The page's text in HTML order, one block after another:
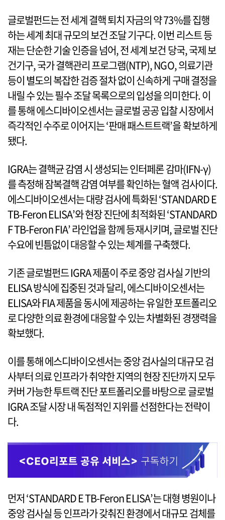
글로벌펀드는 전 세계 결핵 퇴치 자금의 약 73%를 집행
하는 세계 최대 규모의 보건 조달 기구다. 이번 리스트 등
재는 단순한 기술 인증을 넘어, 전 세계 보건 당국, 국제 보
건기구, 국가 결핵관리 프로그램(NTP), NGO, 의료기관
등이 별도의 복잡한 검증 절차 없이 신속하게 구매 결정을
내릴 수 있는 필수 조달 목록으로의 입성을 의미한다. 이
를 통해 에스디바이오센서는 글로벌 공공 입찰 시장에서
즉각적인 수주로 이어지는 ‘판매 패스트트랙’을 확보하게
됐다.
IGRA는 결핵균 감염 시 생성되는 인터페론 감마(IFN-γ)
를 측정해 잠복결핵 감염 여부를 확인하는 혈액 검사이다.
에스디바이오센서는 대량 검사에 특화된 ‘STANDARD E
TB-Feron ELISA’와 현장 진단에 최적화된 ‘STANDARD
F TB-Feron FIA’ 라인업을 함께 등재시키며, 글로벌 진단
수요에 빈틈없이 대응할 수 있는 체계를 구축했다.
기존 글로벌펀드 IGRA 제품이 주로 중앙 검사실 기반의
ELISA 방식에 집중된 것과 달리, 에스디바이오센서는
ELISA와 FIA 제품을 동시에 제공하는 유일한 포트폴리오
로 다양한 의료 환경에 대응할 수 있는 차별화된 경쟁력을
확보했다.
이를 통해 에스디바이오센서는 중앙 검사실의 대규모 검
사부터 의료 인프라가 취약한 지역의 현장 진단까지 모두
커버 가능한 투트랙 진단 포트폴리오를 바탕으로 글로벌
IGRA 조달 시장 내 독점적인 지위를 선점한다는 전략이
다.
먼저 ‘STANDARD E TB-Feron ELISA’는 대형 병원이나
중앙 검사실 등 인프라가 갖춰진 환경에서 대규모 검체를